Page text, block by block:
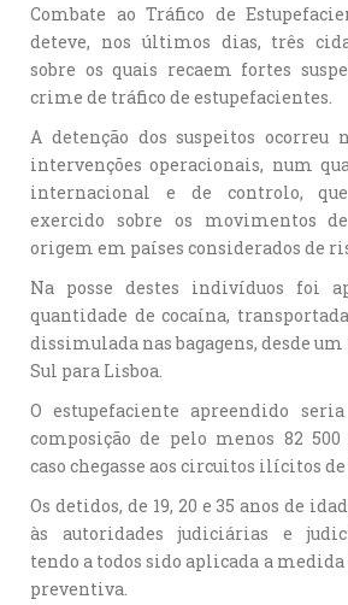
Combate ao Tráfico de
deteve, nos últimos dias, três
sobre os quais recaem fortes
crime de tráfico de estupefacientes.
A detenção dos suspeitos ocorreu
intervenções operacionais, num
internacional e de controlo,
exercido sobre os movimentos
origem em países considerados de
Na posse destes indivíduos foi
quantidade de cocaína,
dissimulada nas bagagens, desde
Sul para Lisboa.
O estupefaciente apreendido
composição de pelo menos 82
caso chegasse aos circuitos ilícitos
Os detidos, de 19, 20 e 35 anos de
às autoridades judiciárias e
tendo a todos sido aplicada a medida
preventiva.